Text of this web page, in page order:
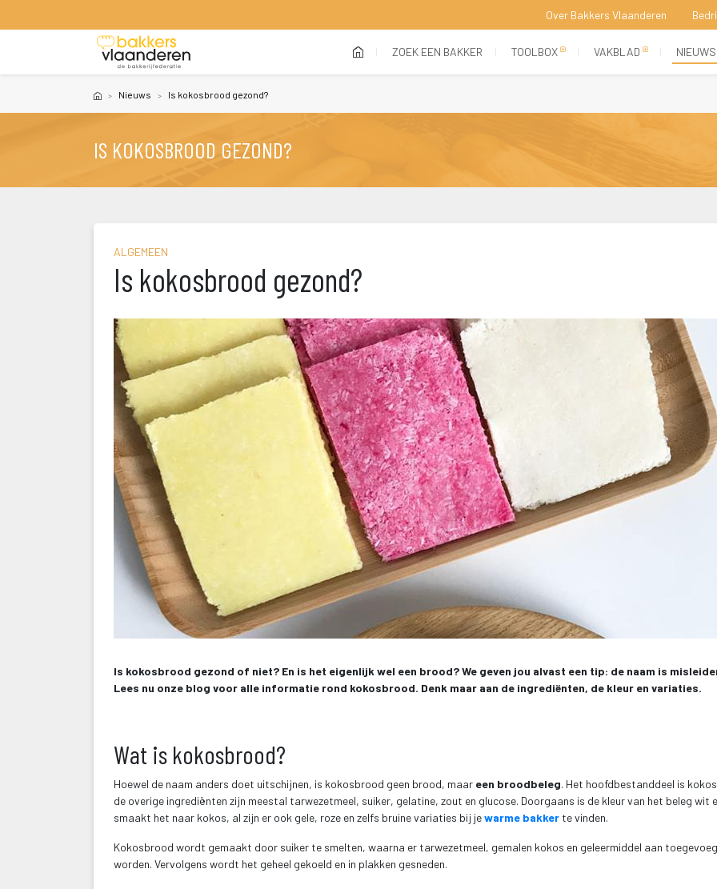
Over Bakkers Vlaanderen
(current)ZOEK EEN BAKKER TOOLBOX VAKBLAD NIEUWS
Nieuw Is kokosbrood gezond?
IS KOKOSBROOD GEZOND?
ALGEMEEN
Is kokosbrood gezond?
Is kokosbrood gezond of niet? En is het eigenlijk wel een brood? We geven jou alvast een tip: de naam is
Lees nu onze blog voor alle informatie rond kokosbrood. Denk maar aan de ingrediënten, de kleur en variaties.
Wat is kokosbrood?
Hoewel de naam anders doet uitschijnen, is kokosbrood geen brood, maar een broodbeleg. Het hoofdbestanddeel is
de overige ingrediënten zijn meestal tarwezetmeel, suiker, gelatine, zout en glucose. Doorgaans is de kleur van het beleg wit
maakt het naar kokos, al zijn er ook gele, roze en zelfs bruine variaties bij je warme bakker te vinden.
Kokosbrood wordt gemaakt door suiker te smelten, waarna er tarwezetmeel, gemalen kokos en geleermiddel aan
worden. Vervolgens wordt het geheel gekoeld en in plakken gesneden.